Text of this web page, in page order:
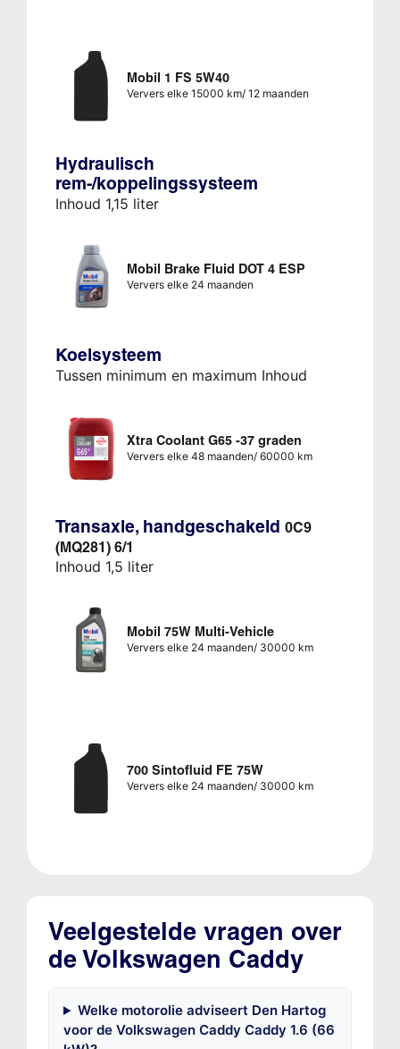
Mobil 1 FS 5W40
Ververs elke 15000 km/ 12 maanden
Hydraulisch
rem-/koppelingssysteem
Inhoud 1,15 liter
Mobil Brake Fluid DOT 4 ESP
Ververs elke 24 maanden
Koelsysteem
Tussen minimum en maximum Inhoud
Xtra Coolant G65 -37 graden
Ververs elke 48 maanden/ 60000 km
Transaxle, handgeschakeld 0C9
(MQ281) 6/1
Inhoud 1,5 liter
Mobil 75W Multi-Vehicle
Ververs elke 24 maanden/ 30000 km
700 Sintofluid FE 75W
Ververs elke 24 maanden/ 30000 km
Veelgestelde vragen over
de Volkswagen Caddy
Welke motorolie adviseert Den Hartog
voor de Volkswagen Caddy Caddy 1.6 (66